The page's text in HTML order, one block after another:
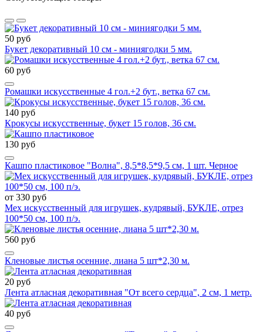
50 руб
Букет декоративный 10 см - миниягодки 5 мм.
60 руб
Ромашки искусственные 4 гол.+2 бут., ветка 67 см.
140 руб
Крокусы искусственные, букет 15 голов, 36 см.
130 руб
Кашпо пластиковое "Волна", 8,5*8,5*9,5 см, 1 шт. Черное
от 330 руб
Мех искусственный для игрушек, кудрявый, БУКЛЕ, отрез
100*50 см, 100 п/э.
560 руб
Кленовые листья осенние, лиана 5 шт*2,30 м.
20 руб
Лента атласная декоративная "От всего сердца", 2 см, 1 метр.
40 руб